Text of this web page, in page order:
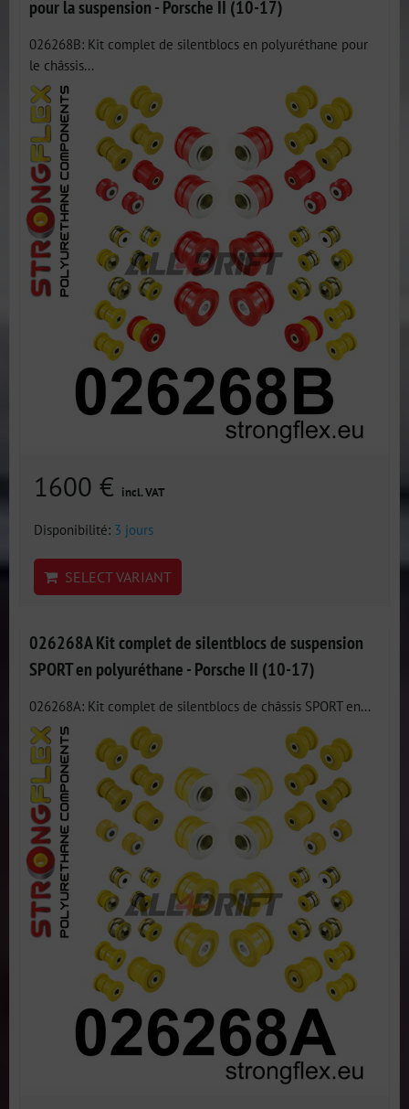
pour la suspension - Porsche II (10-17)
026268B: Kit complet de silentblocs en polyuréthane pour
le châssis...
1600 € incl. VAT
Disponibilité: 3 jours
SELECT VARIANT
026268A Kit complet de silentblocs de suspension
SPORT en polyuréthane - Porsche II (10-17)
026268A: Kit complet de silentblocs de châssis SPORT en...